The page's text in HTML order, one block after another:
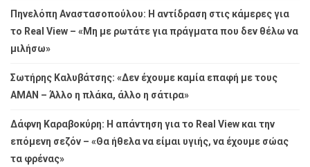
Πηνελόπη Αναστασοπούλου: Η αντίδραση στις κάμερες για
το Real View – «Μη με ρωτάτε για πράγματα που δεν θέλω να
μιλήσω»
Σωτήρης Καλυβάτσης: «Δεν έχουμε καμία επαφή με τους
ΑΜΑΝ – Άλλο η πλάκα, άλλο η σάτιρα»
Δάφνη Καραβοκύρη: Η απάντηση για το Real View και την
επόμενη σεζόν – «Θα ήθελα να είμαι υγιής, να έχουμε σώας
τα φρένας»